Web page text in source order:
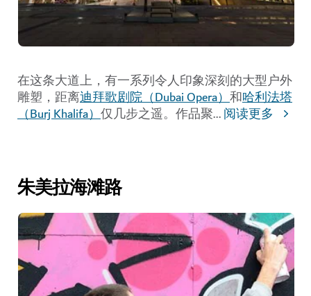
在这条大道上，有一系列令人印象深刻的大型户外
雕塑，距离迪拜歌剧院（Dubai Opera）和哈利法塔
（Burj Khalifa）仅几步之遥。作品聚...阅读更多
朱美拉海滩路